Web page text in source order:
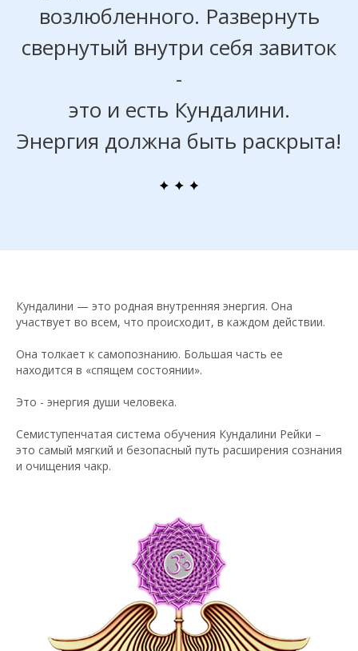
возлюбленного. Развернуть
свернутый внутри себя завиток
-
это и есть Кундалини.
Энергия должна быть раскрыта!
Кундалини — это родная внутренняя энергия. Она
участвует во всем, что происходит, в каждом действии.
Она толкает к самопознанию. Большая часть ее
находится в «спящем состоянии».
Это - энергия души человека.
Семиступенчатая система обучения Кундалини Рейки –
это самый мягкий и безопасный путь расширения сознания
и очищения чакр.